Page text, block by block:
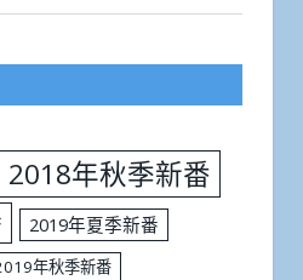
2018年秋季新番
2019年夏季新番
年秋季新番